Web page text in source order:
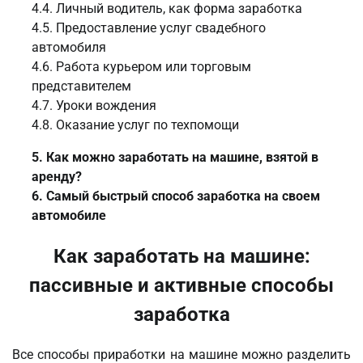
4.4. Личный водитель, как форма заработка
4.5. Предоставление услуг свадебного
автомобиля
4.6. Работа курьером или торговым
представителем
4.7. Уроки вождения
4.8. Оказание услуг по техпомощи
5. Как можно заработать на машине, взятой в
аренду?
6. Самый быстрый способ заработка на своем
автомобиле
Как заработать на машине:
пассивные и активные способы
заработка
Все способы приработки на машине можно разделить